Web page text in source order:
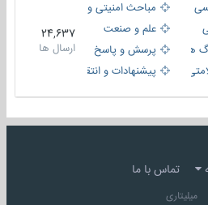
مباحث امنیتی و اطلاعاتی
علم و صنعت
پرسش و پاسخ
پیشنهادات و انتقادات
24,637
ارسال ها
تماس با ما
میلیتاری